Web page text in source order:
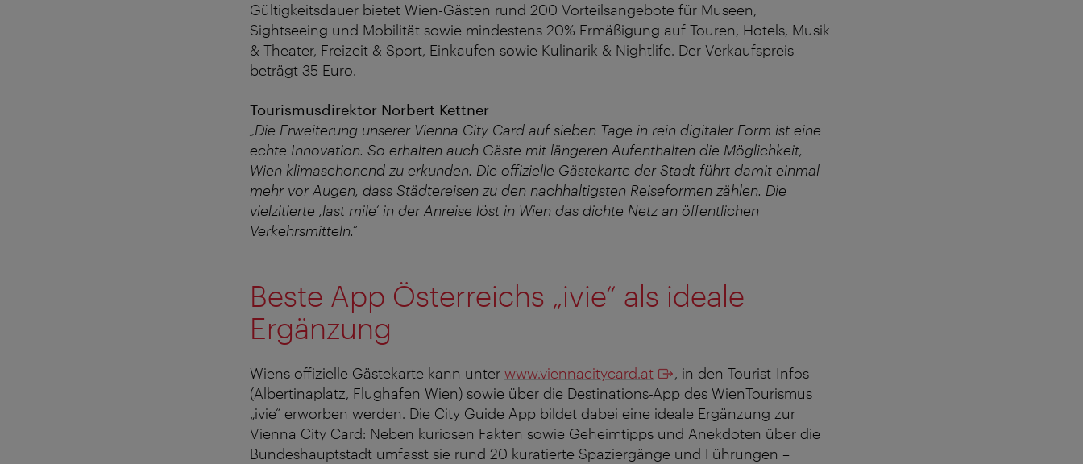
Gültigkeitsdauer bietet Wien-Gästen rund 200 Vorteilsangebote für Museen,
Sightseeing und Mobilität sowie mindestens 20% Ermäßigung auf Touren, Hotels, Musik
& Theater, Freizeit & Sport, Einkaufen sowie Kulinarik & Nightlife. Der Verkaufspreis
beträgt 35 Euro.
Tourismusdirektor Norbert Kettner
„Die Erweiterung unserer Vienna City Card auf sieben Tage in rein digitaler Form ist eine
echte Innovation. So erhalten auch Gäste mit längeren Aufenthalten die Möglichkeit,
Wien klimaschonend zu erkunden. Die offizielle Gästekarte der Stadt führt damit einmal
mehr vor Augen, dass Städtereisen zu den nachhaltigsten Reiseformen zählen. Die
vielzitierte ,last mile‘ in der Anreise löst in Wien das dichte Netz an öffentlichen
Verkehrsmitteln.“
Beste App Österreichs „ivie“ als ideale
Ergänzung
Wiens offizielle Gästekarte kann unter www.viennacitycard.at
, in den Tourist-Infos
(Albertinaplatz, Flughafen Wien) sowie über die Destinations-App des WienTourismus
„ivie“ erworben werden. Die City Guide App bildet dabei eine ideale Ergänzung zur
Vienna City Card: Neben kuriosen Fakten sowie Geheimtipps und Anekdoten über die
Bundeshauptstadt umfasst sie rund 20 kuratierte Spaziergänge und Führungen –